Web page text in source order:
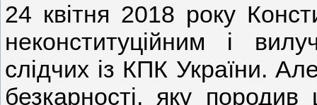
24 квітня 2018 року
неконституційним і
слідчих із КПК України.
безкарності, яку